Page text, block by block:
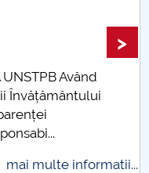
dizabilități
Pitești
Operațional 2020-
în Carieră
Având
Învățământului
mai multe informatii...
>